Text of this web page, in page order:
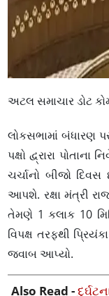
અટલ સમાચાર ડોટ
લોકસભામાં બંધારણ
પક્ષો દ્વ્રારા
ચર્ચાનો બીજો દિવસ
આપશે. રક્ષા મંત્રી
તેમણે 1 કલાક 10
વિપક્ષ તરફથી
જવાબ આપ્યો.
Also Read -